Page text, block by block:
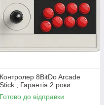
Контролер 8BitDo Arcade
Stick , Гарантія 2 роки
Готово до відправки